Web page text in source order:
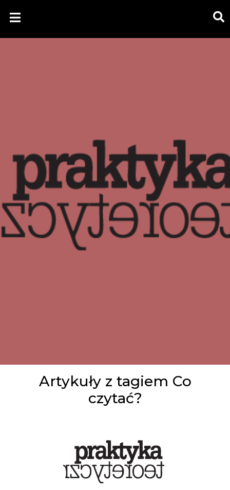
Artykuły z tagiem Co
czytać?